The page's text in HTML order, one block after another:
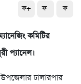
ফ+ ফ- ফ
কমিটির
প্যানেল।
উপজেলার ঢালারপার